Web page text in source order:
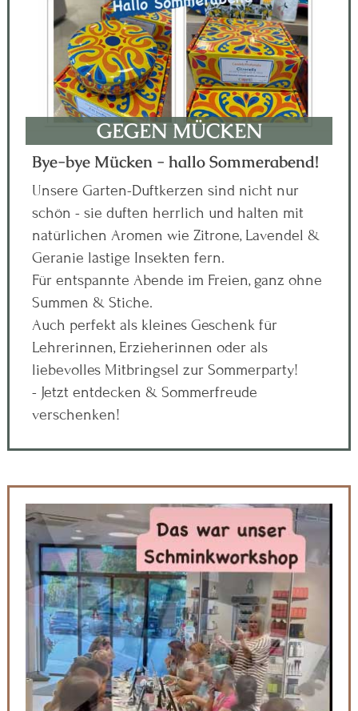
GEGEN MÜCKEN
Bye-bye Mücken - hallo Sommerabend!
Unsere Garten-Duftkerzen sind nicht nur
schön - sie duften herrlich und halten mit
natürlichen Aromen wie Zitrone, Lavendel &
Geranie lästige Insekten fern.
Für entspannte Abende im Freien, ganz ohne
Summen & Stiche.
Auch perfekt als kleines Geschenk für
Lehrerinnen, Erzieherinnen oder als
liebevolles Mitbringsel zur Sommerparty!
- Jetzt entdecken & Sommerfreude
verschenken!